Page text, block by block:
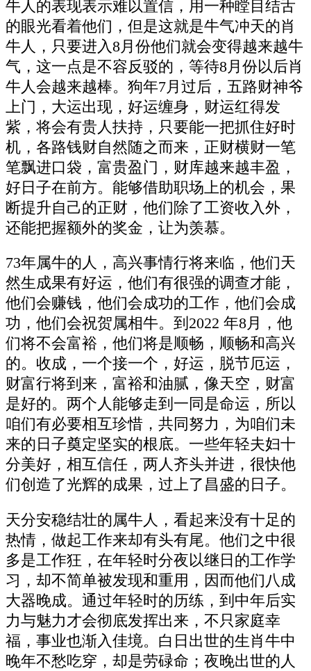
牛人的表现表示难以置信，用一种瞠目结舌
的眼光看着他们，但是这就是牛气冲天的肖
牛人，只要进入8月份他们就会变得越来越牛
气，这一点是不容反驳的，等待8月份以后肖
牛人会越来越棒。狗年7月过后，五路财神爷
上门，大运出现，好运缠身，财运红得发
紫，将会有贵人扶持，只要能一把抓住好时
机，各路钱财自然随之而来，正财横财一笔
笔飘进口袋，富贵盈门，财库越来越丰盈，
好日子在前方。能够借助职场上的机会，果
断提升自己的正财，他们除了工资收入外，
还能把握额外的奖金，让为羡慕。
73年属牛的人，高兴事情行将来临，他们天
然生成果有好运，他们有很强的调查才能，
他们会赚钱，他们会成功的工作，他们会成
功，他们会祝贺属相牛。到2022 年8月，他
们将不会富裕，他们将是顺畅，顺畅和高兴
的。收成，一个接一个，好运，脱节厄运，
财富行将到来，富裕和油腻，像天空，财富
是好的。两个人能够走到一同是命运，所以
咱们有必要相互珍惜，共同努力，为咱们未
来的日子奠定坚实的根底。一些年轻夫妇十
分美好，相互信任，两人齐头并进，很快他
们创造了光辉的成果，过上了昌盛的日子。
天分安稳结壮的属牛人，看起来没有十足的
热情，做起工作来却有头有尾。他们之中很
多是工作狂，在年轻时分夜以继日的工作学
习，却不简单被发现和重用，因而他们八成
大器晚成。通过年轻时的历练，到中年后实
力与魅力才会彻底发挥出来，不只家庭幸
福，事业也渐入佳境。白日出世的生肖牛中
晚年不愁吃穿，却是劳碌命；夜晚出世的人